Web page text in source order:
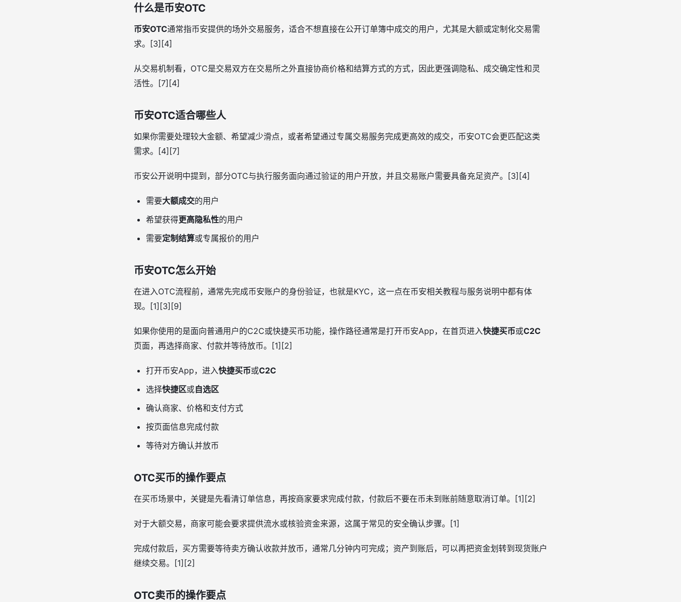
什么是币安OTC
币安OTC通常指币安提供的场外交易服务，适合不想直接在公开订单簿中成交的用户，尤其是大额或定制化交易需
求。[3][4]
从交易机制看，OTC是交易双方在交易所之外直接协商价格和结算方式的方式，因此更强调隐私、成交确定性和灵
活性。[7][4]
币安OTC适合哪些人
如果你需要处理较大金额、希望减少滑点，或者希望通过专属交易服务完成更高效的成交，币安OTC会更匹配这类
需求。[4][7]
币安公开说明中提到，部分OTC与执行服务面向通过验证的用户开放，并且交易账户需要具备充足资产。[3][4]
需要大额成交的用户
希望获得更高隐私性的用户
需要定制结算或专属报价的用户
币安OTC怎么开始
在进入OTC流程前，通常先完成币安账户的身份验证，也就是KYC，这一点在币安相关教程与服务说明中都有体
现。[1][3][9]
如果你使用的是面向普通用户的C2C或快捷买币功能，操作路径通常是打开币安App，在首页进入快捷买币或C2C
页面，再选择商家、付款并等待放币。[1][2]
打开币安App，进入快捷买币或C2C
选择快捷区或自选区
确认商家、价格和支付方式
按页面信息完成付款
等待对方确认并放币
OTC买币的操作要点
在买币场景中，关键是先看清订单信息，再按商家要求完成付款，付款后不要在币未到账前随意取消订单。[1][2]
对于大额交易，商家可能会要求提供流水或核验资金来源，这属于常见的安全确认步骤。[1]
完成付款后，买方需要等待卖方确认收款并放币，通常几分钟内可完成；资产到账后，可以再把资金划转到现货账户
继续交易。[1][2]
OTC卖币的操作要点